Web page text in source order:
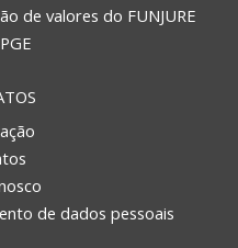
de valores do FUNJURE
de dados pessoais